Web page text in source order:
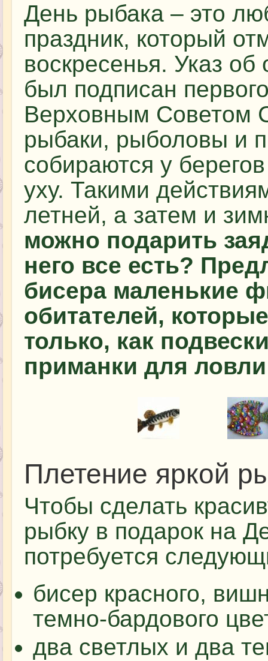
День рыбака – это
праздник, который
воскресенья. Указ об
был подписан
Верховным Советом
рыбаки, рыболовы и
собираются у
уху. Такими
летней, а затем и
можно подарить
него все есть?
бисера маленькие
обитателей,
только, как
приманки для
Плетение яркой
Чтобы сделать
рыбку в подарок на
потребуется
бисер красного,
темно-бардового
два светлых и два